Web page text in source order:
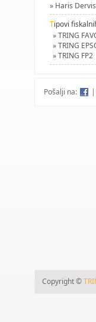
» Haris
Tipovi
» TRING
» TRING
» TRING FP2
Pošalji na: |
Copyright ©